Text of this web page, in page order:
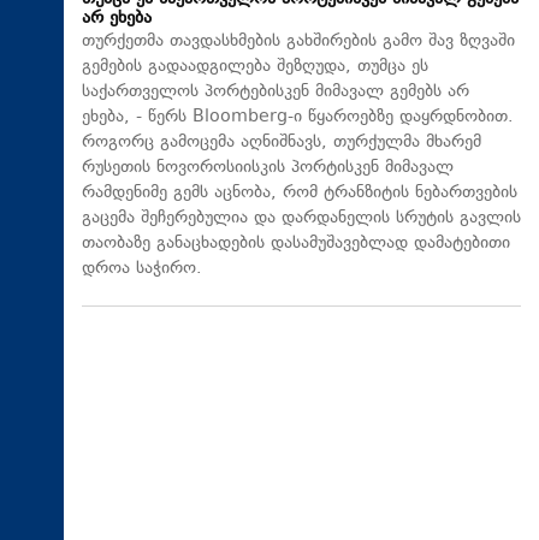
არ ეხება
თურქეთმა თავდასხმების გახშირების გამო შავ ზღვაში
გემების გადაადგილება შეზღუდა, თუმცა ეს
საქართველოს პორტებისკენ მიმავალ გემებს არ
ეხება, - წერს Bloomberg-ი წყაროებზე დაყრდნობით.
როგორც გამოცემა აღნიშნავს, თურქულმა მხარემ
რუსეთის ნოვოროსიისკის პორტისკენ მიმავალ
რამდენიმე გემს აცნობა, რომ ტრანზიტის ნებართვების
გაცემა შეჩერებულია და დარდანელის სრუტის გავლის
თაობაზე განაცხადების დასამუშავებლად დამატებითი
დროა საჭირო.